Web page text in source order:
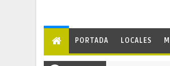
PORTADA LOCALES